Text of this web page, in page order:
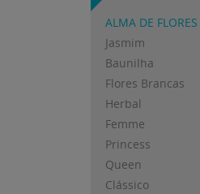
ALMA DE FLORES
Jasmim
Baunilha
Flores Brancas
Herbal
Femme
Princess
Queen
Clássico